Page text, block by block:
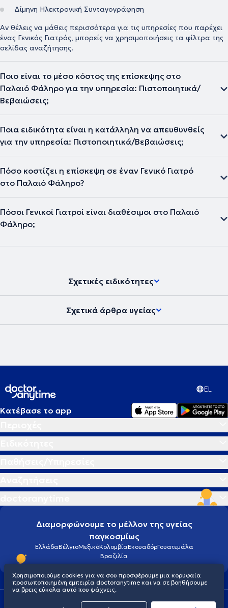
Δίμηνη Ηλεκτρονική Συνταγογράφηση
Αν θέλεις να μάθεις περισσότερα για τις υπηρεσίες που παρέχει
ένας Γενικός Γιατρός, μπορείς να χρησιμοποιήσεις τα φίλτρα της
σελίδας αναζήτησης.
Ποιο είναι το μέσο κόστος της επίσκεψης στο
Παλαιό Φάληρο για την υπηρεσία: Πιστοποιητικά/
Βεβαιώσεις;
Ποια ειδικότητα είναι η κατάλληλη να απευθυνθείς
για την υπηρεσία: Πιστοποιητικά/Βεβαιώσεις;
Πόσο κοστίζει η επίσκεψη σε έναν Γενικό Γιατρό
στο Παλαιό Φάληρο?
Πόσοι Γενικοί Γιατροί είναι διαθέσιμοι στο Παλαιό
Φάληρο;
Σχετικές ειδικότητες
Σχετικά άρθρα υγείας
EL
Κατέβασε το app
Διαμορφώνουμε το μέλλον της υγείας
παγκοσμίως
ΕλλάδαΒέλγιοΜεξικόΚολομβίαΕκουαδόρΓουατεμάλα
Βραζιλία
Πολιτική προστασίας προσωπικού απορρήτου
Χρησιμοποιούμε cookies για να σου προσφέρουμε μια κορυφαία
προσωποποιημένη εμπειρία doctoranytime και να σε βοηθήσουμε
να βρεις εύκολα αυτό που ψάχνεις.